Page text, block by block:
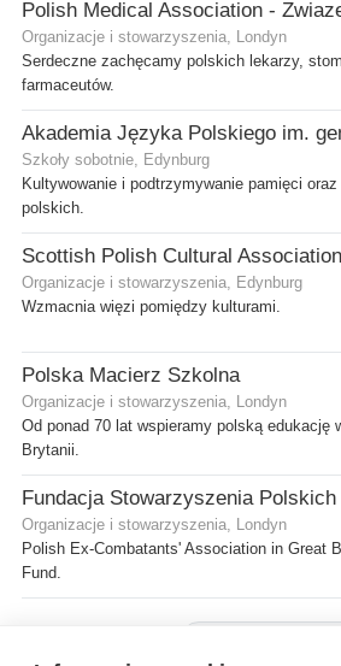
Organizacje i stowarzyszenia, Londyn
Serdeczne zachęcamy polskich lekarzy,
farmaceutów.
Szkoły sobotnie, Edynburg
Kultywowanie i podtrzymywanie pamięci
polskich.
Scottish Polish Cultural Association
Organizacje i stowarzyszenia, Edynburg
Wzmacnia więzi pomiędzy kulturami.
Polska Macierz Szkolna
Organizacje i stowarzyszenia, Londyn
Od ponad 70 lat wspieramy polską edukację
Brytanii.
Organizacje i stowarzyszenia, Londyn
Polish Ex-Combatants' Association in Great
Fund.